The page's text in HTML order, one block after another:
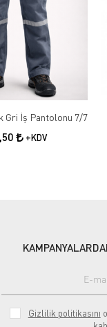
Gabardin Kışlık Gri İş Pantolonu 7/7
+KDV
Gizlilik politikasını